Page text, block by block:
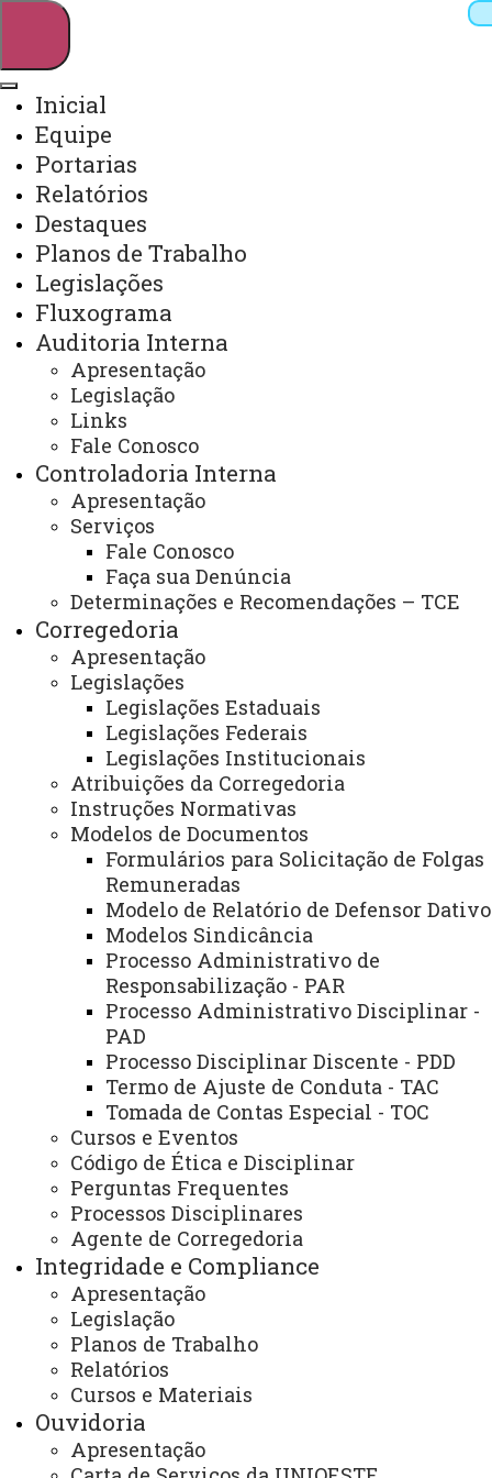
Webmail
Arquivo Virtual
Inicial
Equipe
Portarias
Relatórios
Destaques
Planos de Trabalho
Legislações
Fluxograma
Auditoria Interna
Apresentação
Legislação
Links
Fale Conosco
Controladoria Interna
Apresentação
Serviços
Fale Conosco
Faça sua Denúncia
Determinações e Recomendações – TCE
Corregedoria
Apresentação
Legislações
Legislações Estaduais
Legislações Federais
Legislações Institucionais
Atribuições da Corregedoria
Instruções Normativas
Modelos de Documentos
Formulários para Solicitação de Folgas
Remuneradas
Modelo de Relatório de Defensor Dativo
Modelos Sindicância
Processo Administrativo de
Responsabilização - PAR
Processo Administrativo Disciplinar -
PAD
Processo Disciplinar Discente - PDD
Termo de Ajuste de Conduta - TAC
Tomada de Contas Especial - TOC
Cursos e Eventos
Código de Ética e Disciplinar
Perguntas Frequentes
Processos Disciplinares
Agente de Corregedoria
Integridade e Compliance
Apresentação
Legislação
Planos de Trabalho
Relatórios
Cursos e Materiais
Ouvidoria
Apresentação
SISTEMA DE CONTROLE
INTERNO, INTEGRIDADE E
COMPLIANCE
Você está aqui:Unioeste
Sistema de Controle Interno, Integridade e
Compliance
Inicial
O Sistema de Controle Interno, Integridade e
Compliance da Unioeste foi instituído em 13 de julho de
2023 pelaResolução nº098/2023 - COU. O
compreende o conjunto das atividades, planos,
métodos, indicadores e procedimentos interligados e
coordenados entre si, exercido pelas áreas de Auditoria
Interna, Controladoria Interna, Corregedoria,
Integridade e Compliance, Ouvidoria e Transparência,
com o objetivo de assegurar a conformidade dos atos de
gestão, prevenir irregularidades e ilegalidades e
convergir para que os objetivos e metas estabelecidos
para a Unioeste sejam alcançados. Além de ter como
competência a promoção e disseminação da cultura
ética da Integridade e do Compliance, a fim de garantir o
cumprimento das legislações vigentes, regulamentos e
normativas.
O Sistema de Controle Interno, Integridade e
Compliance atua dentro do modelo de 3 (três) linhas de
defesas, sendo:
I - a primeira linha de defesa é o controle da